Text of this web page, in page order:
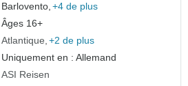
Barlovento, +4 de plus
Âges 16+
Atlantique +2 de plus
Uniquement en : Allemand
ASI Reisen